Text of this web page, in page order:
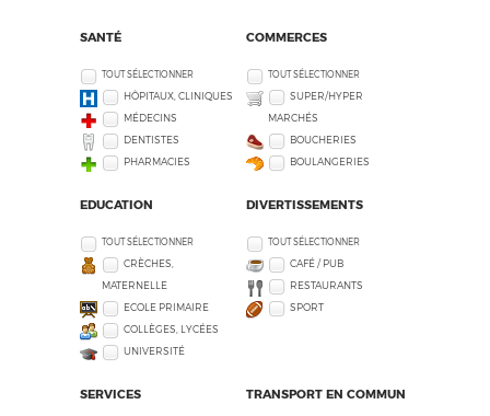
SANTÉ
TOUT SÉLECTIONNER
HÔPITAUX, CLINIQUES
MÉDECINS
DENTISTES
PHARMACIES
COMMERCES
TOUT SÉLECTIONNER
SUPER/HYPER
MARCHÉS
BOUCHERIES
BOULANGERIES
EDUCATION
TOUT SÉLECTIONNER
CRÈCHES,
MATERNELLE
ECOLE PRIMAIRE
COLLÈGES, LYCÉES
UNIVERSITÉ
DIVERTISSEMENTS
TOUT SÉLECTIONNER
CAFÉ / PUB
RESTAURANTS
SPORT
SERVICES TRANSPORT EN COMMUN